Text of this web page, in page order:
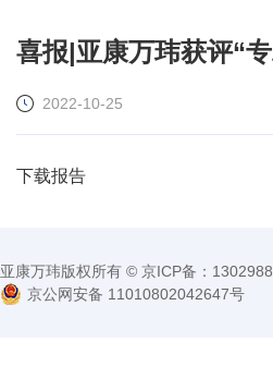
喜报|亚康万玮获评“
2022-10-25
下载报告
亚康万玮版权所有 © 京ICP备：
京公网安备 11010802042647号